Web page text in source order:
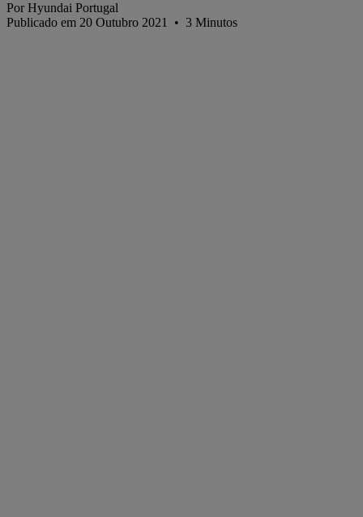
Por Hyundai Portugal
Publicado em 20 Outubro 2021
• 3 Minutos